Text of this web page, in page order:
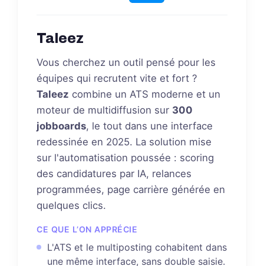
Taleez
Vous cherchez un outil pensé pour les
équipes qui recrutent vite et fort ?
Taleez combine un ATS moderne et un
moteur de multidiffusion sur 300
jobboards, le tout dans une interface
redessinée en 2025. La solution mise
sur l'automatisation poussée : scoring
des candidatures par IA, relances
programmées, page carrière générée en
quelques clics.
CE QUE L’ON APPRÉCIE
L'ATS et le multiposting cohabitent dans
une même interface, sans double saisie.